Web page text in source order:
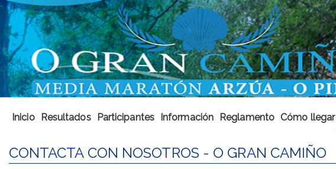
Inicio Resultados Participantes Información Reglamento Cómo llegar
CONTACTA CON NOSOTROS - O GRAN CAMIÑO